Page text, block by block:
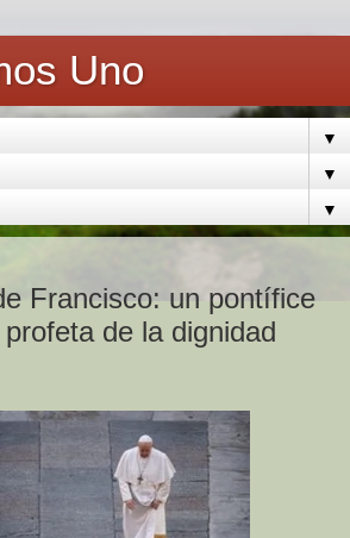
Uno
▼
▼
▼
Francisco: un pontífice
de la dignidad